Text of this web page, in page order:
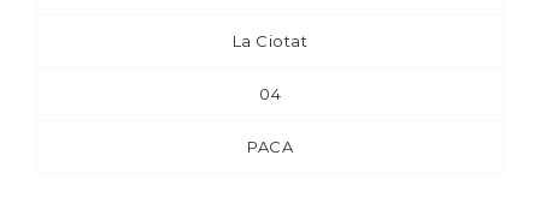
La Ciotat
04
PACA